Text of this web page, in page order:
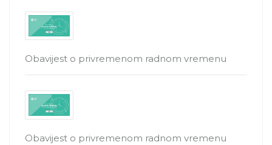
Obavijest o privremenom radnom vremenu
Obavijest o privremenom radnom vremenu